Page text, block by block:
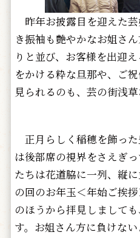
昨年お披露目を迎えた
き振袖も艶やかなお姐さ
りと並び、お客様を出迎
をかける粋な旦那や、ご
見られるのも、芸の街浅草
正月らしく稲穂を飾っ
は後部席の視界をさえぎ
たちは花道脇に一列、縦
の回のお年玉＜年始ご挨
のほうから拝見しまして
す。お姐さん方に負けな